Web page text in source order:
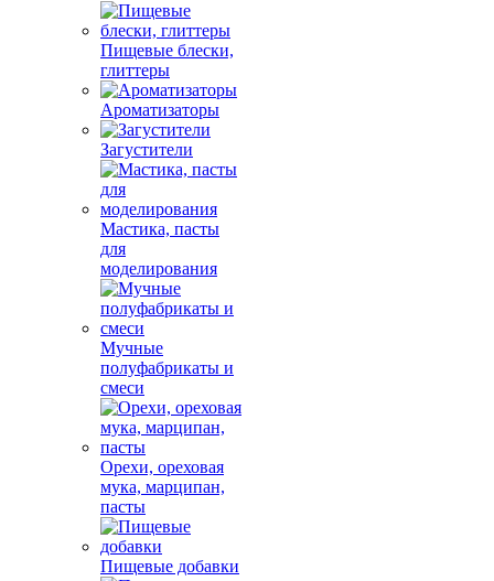
Пищевые блески,
глиттеры
Ароматизаторы
Загустители
Мастика, пасты
для
моделирования
Мучные
полуфабрикаты и
смеси
Орехи, ореховая
мука, марципан,
пасты
Пищевые добавки